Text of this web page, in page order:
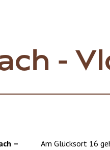
-
–
Am Glücksort 16